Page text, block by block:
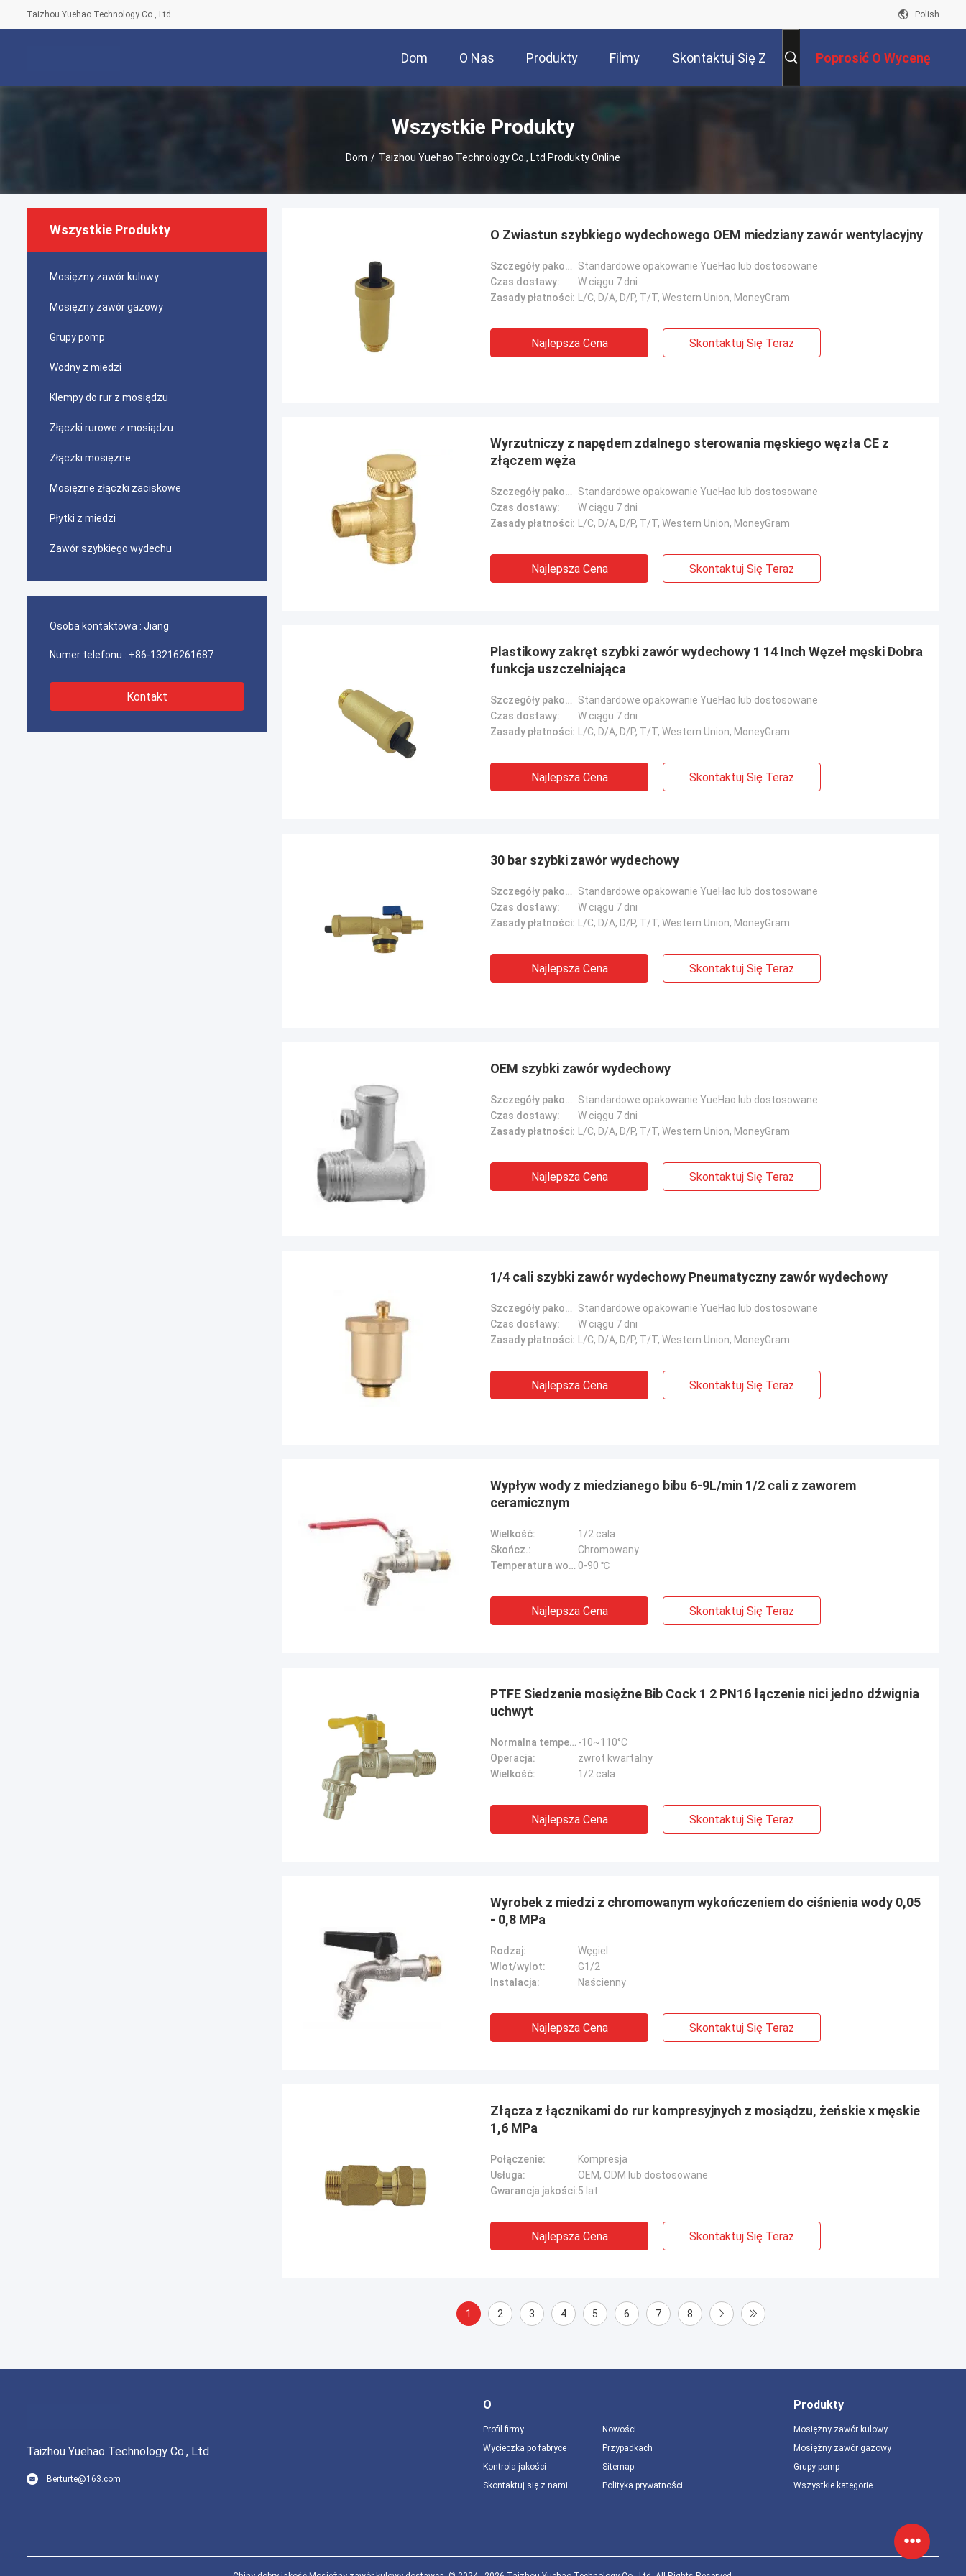
Taizhou Yuehao Technology Co., Ltd Polish
Dom O Nas Produkty Filmy Skontaktuj Się Z Poprosić O Wycenę
Wszystkie Produkty
Dom / Taizhou Yuehao Technology Co., Ltd Produkty Online
Wszystkie Produkty
Mosiężny zawór kulowy
Mosiężny zawór gazowy
Grupy pomp
Wodny z miedzi
Klempy do rur z mosiądzu
Złączki rurowe z mosiądzu
Złączki mosiężne
Mosiężne złączki zaciskowe
Płytki z miedzi
Zawór szybkiego wydechu
Osoba kontaktowa : Jiang
Numer telefonu : +86-13216261687
Kontakt
O Zwiastun szybkiego wydechowego OEM miedziany zawór wentylacyjny
Szczegóły pakowania:
Standardowe opakowanie YueHao lub dostosowane
Czas dostawy:
W ciągu 7 dni
Zasady płatności:
L/C, D/A, D/P, T/T, Western Union, MoneyGram
Najlepsza Cena Skontaktuj Się Teraz
Wyrzutniczy z napędem zdalnego sterowania męskiego węzła CE z
złączem węża
Szczegóły pakowania:
Standardowe opakowanie YueHao lub dostosowane
Czas dostawy:
W ciągu 7 dni
Zasady płatności:
L/C, D/A, D/P, T/T, Western Union, MoneyGram
Najlepsza Cena Skontaktuj Się Teraz
Plastikowy zakręt szybki zawór wydechowy 1 14 Inch Węzeł męski Dobra
funkcja uszczelniająca
Szczegóły pakowania:
Standardowe opakowanie YueHao lub dostosowane
Czas dostawy:
W ciągu 7 dni
Zasady płatności:
L/C, D/A, D/P, T/T, Western Union, MoneyGram
Najlepsza Cena Skontaktuj Się Teraz
30 bar szybki zawór wydechowy
Szczegóły pakowania:
Standardowe opakowanie YueHao lub dostosowane
Czas dostawy:
W ciągu 7 dni
Zasady płatności:
L/C, D/A, D/P, T/T, Western Union, MoneyGram
Najlepsza Cena Skontaktuj Się Teraz
OEM szybki zawór wydechowy
Szczegóły pakowania:
Standardowe opakowanie YueHao lub dostosowane
Czas dostawy:
W ciągu 7 dni
Zasady płatności:
L/C, D/A, D/P, T/T, Western Union, MoneyGram
Najlepsza Cena Skontaktuj Się Teraz
1/4 cali szybki zawór wydechowy Pneumatyczny zawór wydechowy
Szczegóły pakowania:
Standardowe opakowanie YueHao lub dostosowane
Czas dostawy:
W ciągu 7 dni
Zasady płatności:
L/C, D/A, D/P, T/T, Western Union, MoneyGram
Najlepsza Cena Skontaktuj Się Teraz
Wypływ wody z miedzianego bibu 6-9L/min 1/2 cali z zaworem
ceramicznym
Wielkość:
1/2 cala
Skończ.:
Chromowany
Temperatura wody: 0-90 ℃
Najlepsza Cena Skontaktuj Się Teraz
PTFE Siedzenie mosiężne Bib Cock 1 2 PN16 łączenie nici jedno dźwignia
uchwyt
Normalna temperatura: -10~110°C
Operacja:
zwrot kwartalny
Wielkość:
1/2 cala
Najlepsza Cena Skontaktuj Się Teraz
Wyrobek z miedzi z chromowanym wykończeniem do ciśnienia wody 0,05
- 0,8 MPa
Rodzaj:
Węgiel
Wlot/wylot:
G1/2
Instalacja:
Naścienny
Najlepsza Cena Skontaktuj Się Teraz
Złącza z łącznikami do rur kompresyjnych z mosiądzu, żeńskie x męskie
1,6 MPa
Połączenie:
Kompresja
Usługa:
OEM, ODM lub dostosowane
Gwarancja jakości:5 lat
Najlepsza Cena Skontaktuj Się Teraz
1 2 3 4 5 6 7 8
Taizhou Yuehao Technology Co., Ltd
Berturte@163.com
O
Profil firmy
Wycieczka po fabryce
Kontrola jakości
Skontaktuj się z nami
Nowości
Przypadkach
Sitemap
Polityka prywatności
Produkty
Mosiężny zawór kulowy
Mosiężny zawór gazowy
Grupy pomp
Wszystkie kategorie